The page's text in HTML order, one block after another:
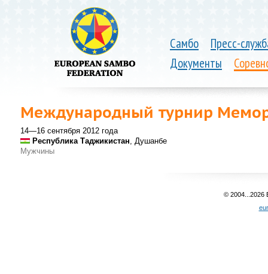
Самбо
Пресс-
Документы
Международный турнир
14—16 сентября 2012 года
Республика Таджикистан, Душанбе
Мужчины
© 2004...2026